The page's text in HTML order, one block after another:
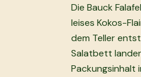
Die Bauck
leises Kokos-
dem Teller
Salatbett
Packungsinhalt